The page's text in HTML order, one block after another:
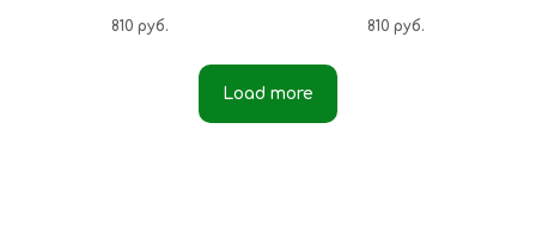
810 руб. 810 руб.
Load more